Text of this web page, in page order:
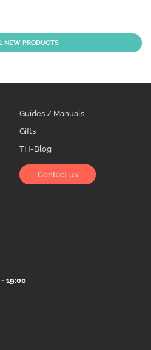
NEW PRODUCTS
Guides / Manuals
Gifts
TH-Blog
Contact us
19:00